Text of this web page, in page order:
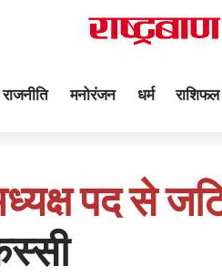
राजनीति मनोरंजन धर्म राशिफल
पद से